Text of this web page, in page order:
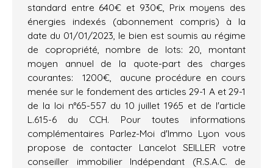
standard entre 640€ et 930€, Prix moyens des
énergies indexés (abonnement compris) à la
date du 01/01/2023, le bien est soumis au régime
de copropriété, nombre de lots: 20, montant
moyen annuel de la quote-part des charges
courantes: 1200€, aucune procédure en cours
menée sur le fondement des articles 29-1 A et 29-1
de la loi n°65-557 du 10 juillet 1965 et de l'article
L.615-6 du CCH. Pour toutes informations
complémentaires Parlez-Moi d'Immo Lyon vous
propose de contacter Lancelot SEILLER votre
conseiller immobilier Indépendant (R.S.A.C. de